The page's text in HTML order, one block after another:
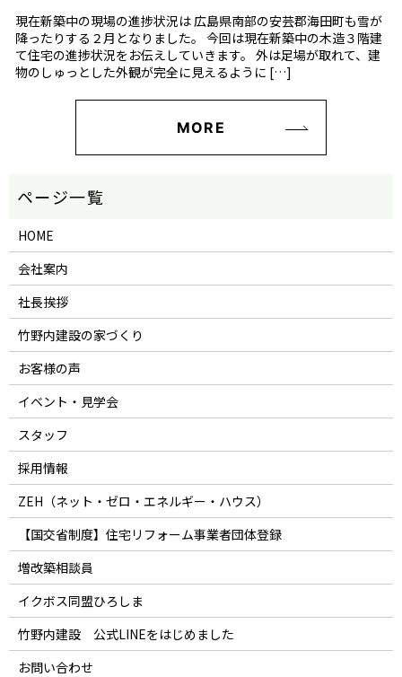
現在新築中の現場の進捗状況は 広島県南部の安芸郡海田町も雪が
降ったりする２月となりました。 今回は現在新築中の木造３階建
て住宅の進捗状況をお伝えしていきます。 外は足場が取れて、建
物のしゅっとした外観が完全に見えるように […]
MORE
HOME
会社案内
社長挨拶
竹野内建設の家づくり
お客様の声
イベント・見学会
スタッフ
採用情報
ZEH（ネット・ゼロ・エネルギー・ハウス）
【国交省制度】住宅リフォーム事業者団体登録
増改築相談員
イクボス同盟ひろしま
竹野内建設 公式LINEをはじめました
お問い合わせ